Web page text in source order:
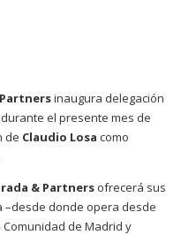
inaugura delegación
el presente mes de
de Claudio Losa como
& Partners ofrecerá sus
–desde donde opera desde
de Madrid y